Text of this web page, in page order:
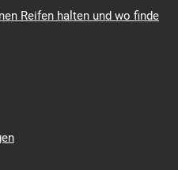
Reifen halten und wo finde